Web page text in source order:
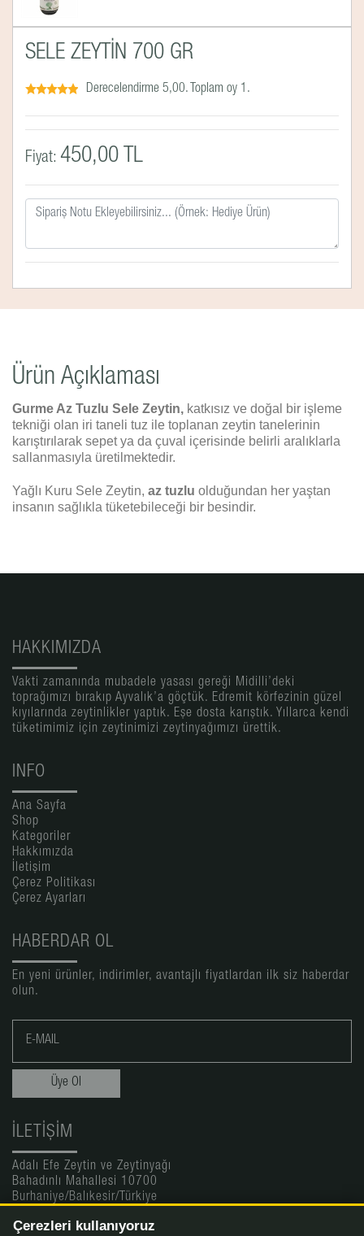
SELE ZEYTİN 700 GR
Derecelendirme 5,00. Toplam oy 1.
Fiyat: 450,00 TL
Ürün Açıklaması
Gurme Az Tuzlu Sele Zeytin, katkısız ve doğal bir işleme
tekniği olan iri taneli tuz ile toplanan zeytin tanelerinin
karıştırılarak sepet ya da çuval içerisinde belirli aralıklarla
sallanmasıyla üretilmektedir.
Yağlı Kuru Sele Zeytin, az tuzlu olduğundan her yaştan
insanın sağlıkla tüketebileceği bir besindir.
HAKKIMIZDA
Vakti zamanında mubadele yasası gereği Midilli’deki
toprağımızı bırakıp Ayvalık’a göçtük. Edremit körfezinin güzel
kıyılarında zeytinlikler yaptık. Eşe dosta karıştık. Yıllarca kendi
tüketimimiz için zeytinimizi zeytinyağımızı ürettik.
INFO
Ana Sayfa
Shop
Kategoriler
Hakkımızda
İletişim
Çerez Politikası
Çerez Ayarları
HABERDAR OL
En yeni ürünler, indirimler, avantajlı fiyatlardan ilk siz haberdar
olun.
İLETIŞIM
Adalı Efe Zeytin ve Zeytinyağı
Bahadınlı Mahallesi 10700
Burhaniye/Balıkesir/Türkiye
Online Satış: 0(532) 256 09 19
Çerezleri kullanıyoruz